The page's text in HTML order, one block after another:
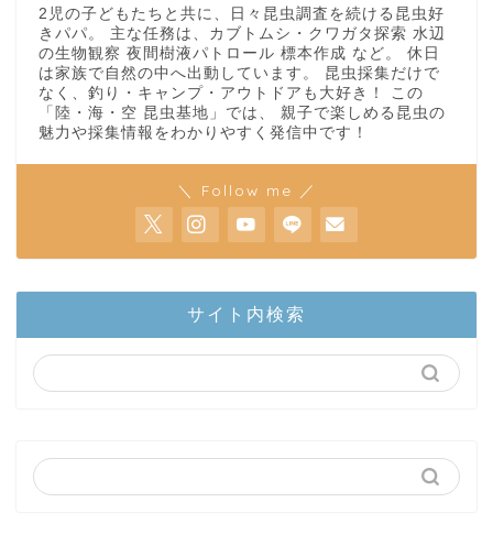
2児の子どもたちと共に、日々昆虫調査を続ける昆虫好
きパパ。 主な任務は、カブトムシ・クワガタ探索 水辺
の生物観察 夜間樹液パトロール 標本作成 など。 休日
は家族で自然の中へ出動しています。 昆虫採集だけで
なく、釣り・キャンプ・アウトドアも大好き！ この
「陸・海・空 昆虫基地」では、 親子で楽しめる昆虫の
魅力や採集情報をわかりやすく発信中です！
＼ Follow me ／
サイト内検索
陸上部隊
世界のカブトムシ